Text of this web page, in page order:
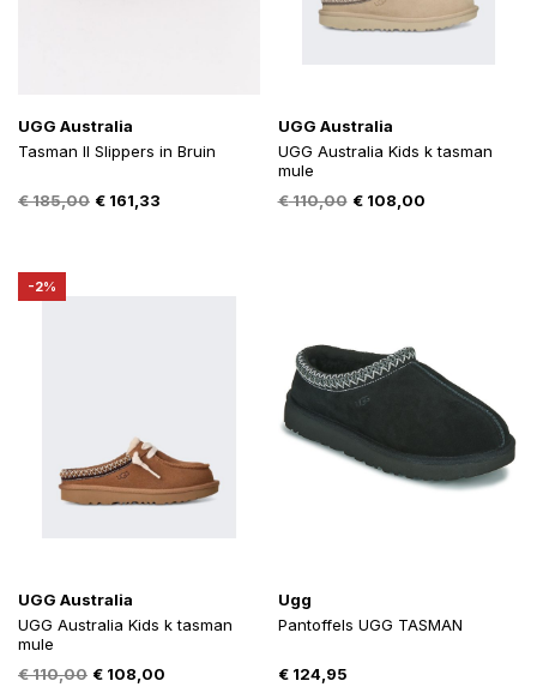
UGG Australia
Tasman II Slippers in Bruin
€185,00 Oorspronkelijke
€ 161,33
UGG Australia
UGG Australia Kids k tasman
mule
€110,00 Oorspronkelijke
€108,00Huidige
-2%
UGG Australia
UGG Australia Kids k tasman
mule
€110,00 Oorspronkelijke
€ 108,00
Ugg
Pantoffels UGG TASMAN
€124,95